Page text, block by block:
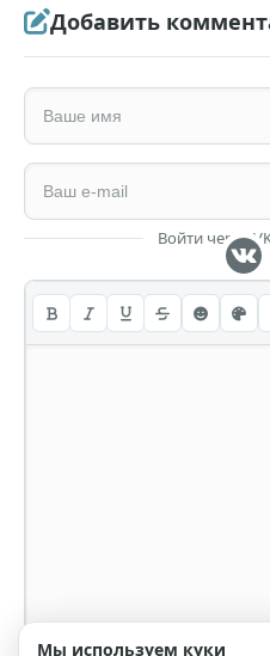
Добавить
Войти через
Мы используем куки